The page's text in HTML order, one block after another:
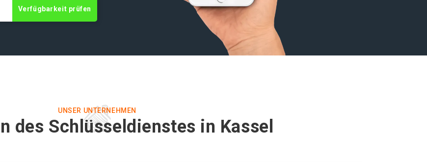
Verfügbarkeit prüfen
UNSER UNTERNEHMEN
des Schlüsseldienstes in Kassel